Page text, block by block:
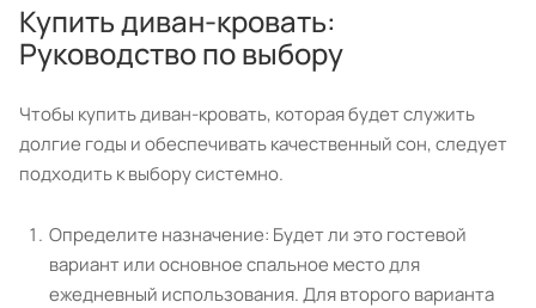
Купить диван-кровать:
Руководство по выбору
Чтобы купить диван-кровать, которая будет служить
долгие годы и обеспечивать качественный сон, следует
подходить к выбору системно.
Определите назначение: Будет ли это гостевой
вариант или основное спальное место для
ежедневный использования. Для второго варианта